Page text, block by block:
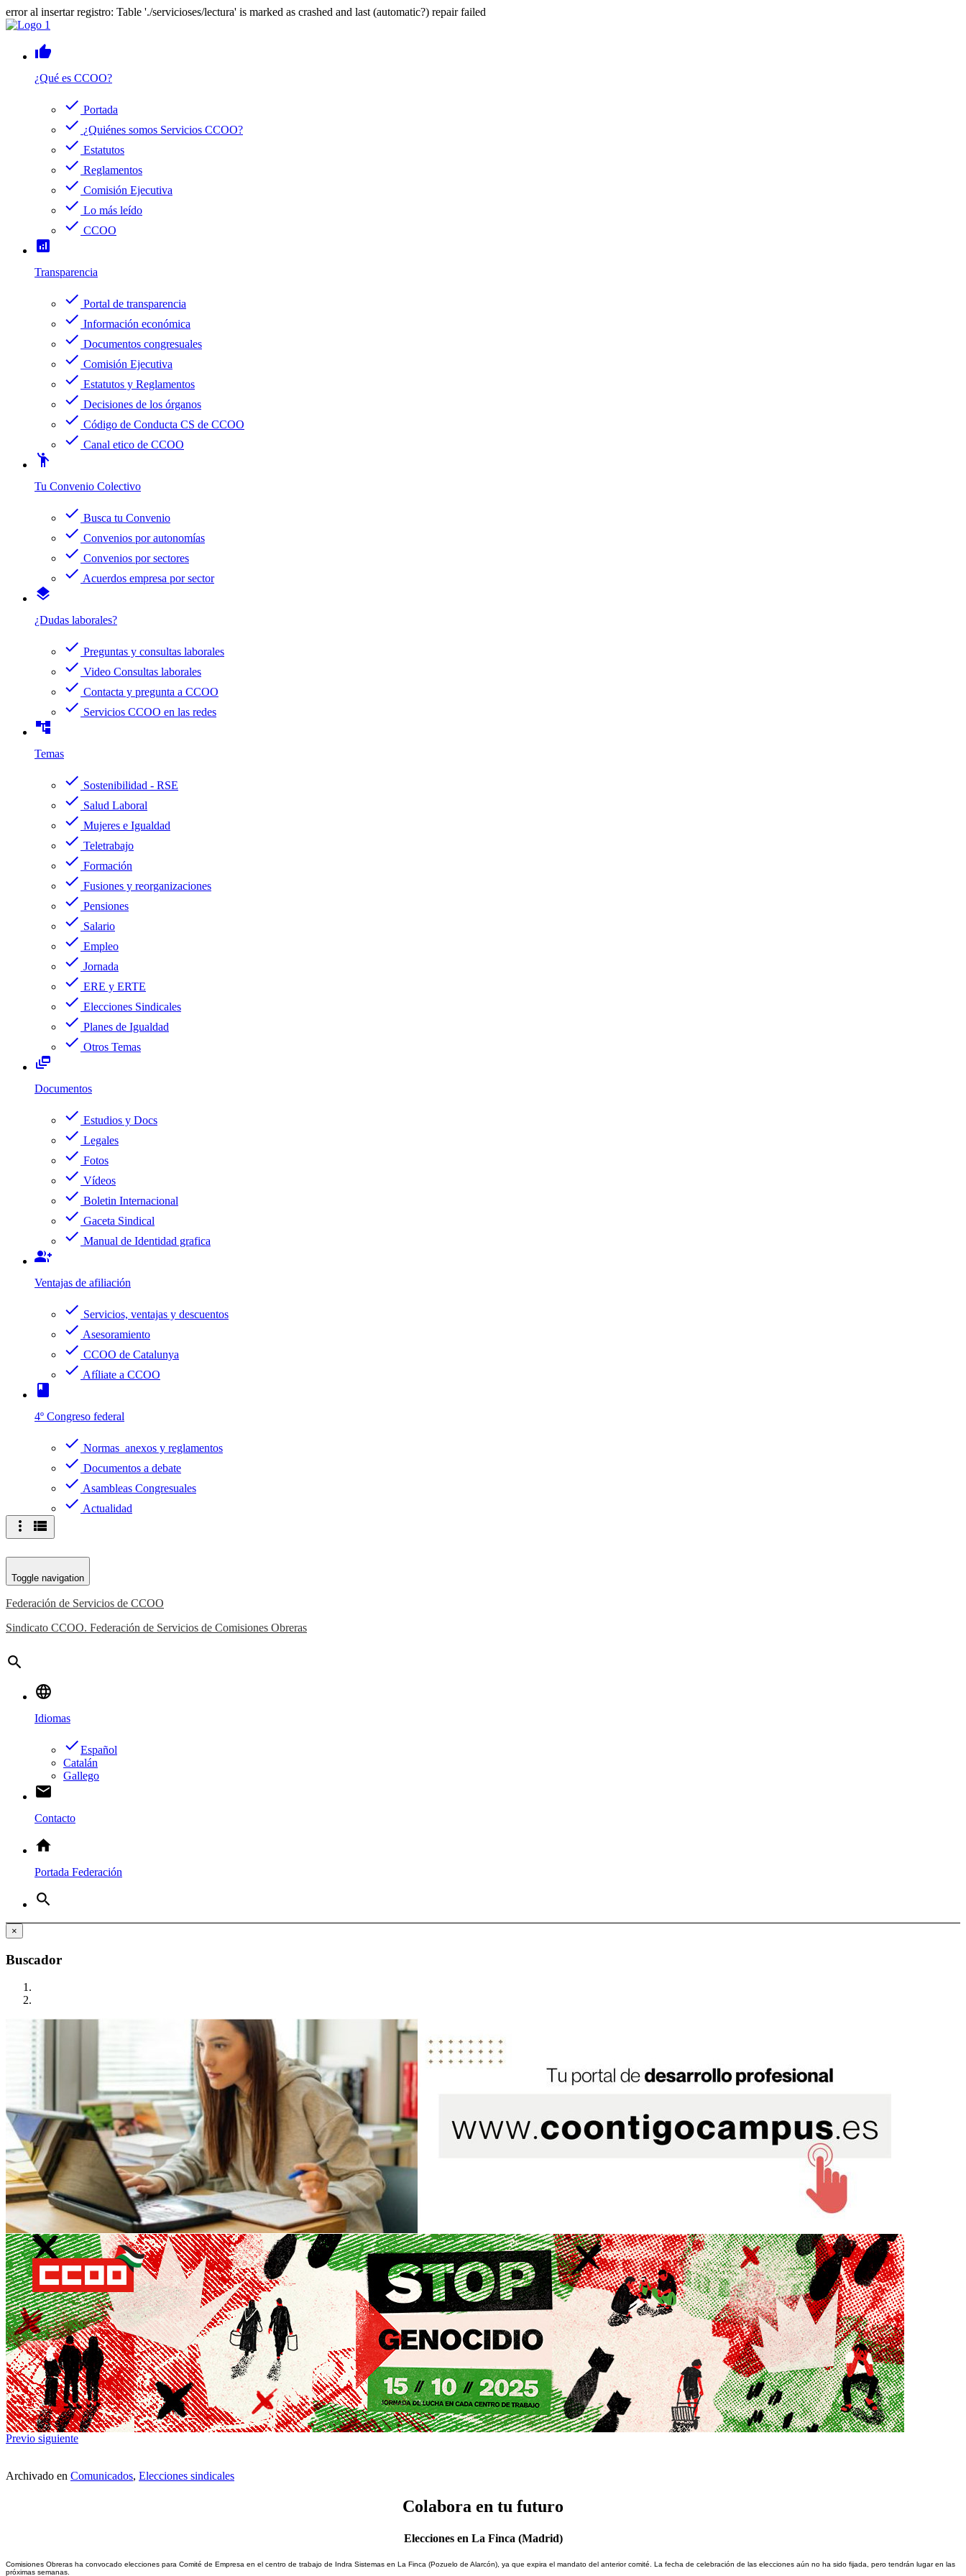
error al insertar registro: Table './servicioses/lectura' is marked as crashed and last (automatic?) repair failed
thumb_up
¿Qué es CCOO?
check Portada
check ¿Quiénes somos Servicios CCOO?
check Estatutos
check Reglamentos
check Comisión Ejecutiva
check Lo más leído
check CCOO
analytics
Transparencia
check Portal de transparencia
check Información económica
check Documentos congresuales
check Comisión Ejecutiva
check Estatutos y Reglamentos
check Decisiones de los órganos
check Código de Conducta CS de CCOO
check Canal etico de CCOO
emoji_people
Tu Convenio Colectivo
check Busca tu Convenio
check Convenios por autonomías
check Convenios por sectores
check Acuerdos empresa por sector
layers
¿Dudas laborales?
check Preguntas y consultas laborales
check Video Consultas laborales
check Contacta y pregunta a CCOO
check Servicios CCOO en las redes
account_tree
Temas
check Sostenibilidad - RSE
check Salud Laboral
check Mujeres e Igualdad
check Teletrabajo
check Formación
check Fusiones y reorganizaciones
check Pensiones
check Salario
check Empleo
check Jornada
check ERE y ERTE
check Elecciones Sindicales
check Planes de Igualdad
check Otros Temas
dynamic_feed
Documentos
check Estudios y Docs
check Legales
check Fotos
check Vídeos
check Boletin Internacional
check Gaceta Sindical
check Manual de Identidad grafica
group_add
Ventajas de afiliación
check Servicios, ventajas y descuentos
check Asesoramiento
check CCOO de Catalunya
check Afíliate a CCOO
book
4º Congreso federal
check Normas anexos y reglamentos
check Documentos a debate
check Asambleas Congresuales
check Actualidad
more_vert view_list
Toggle navigation
Federación de Servicios de CCOO
Sindicato CCOO. Federación de Servicios de Comisiones Obreras
search
language
Idiomas
doneEspañol
Catalán
Gallego
email
Contacto
home
Portada Federación
search
×
Buscador
Previo siguiente
Archivado en Comunicados, Elecciones sindicales
Colabora en tu futuro
Elecciones en La Finca (Madrid)
Comisiones Obreras ha convocado elecciones para Comité de Empresa en el centro de trabajo de Indra Sistemas en La Finca (Pozuelo de Alarcón), ya que expira el mandato del anterior comité. La fecha de celebración de las elecciones aún no ha sido fijada, pero tendrán lugar en las
próximas semanas.